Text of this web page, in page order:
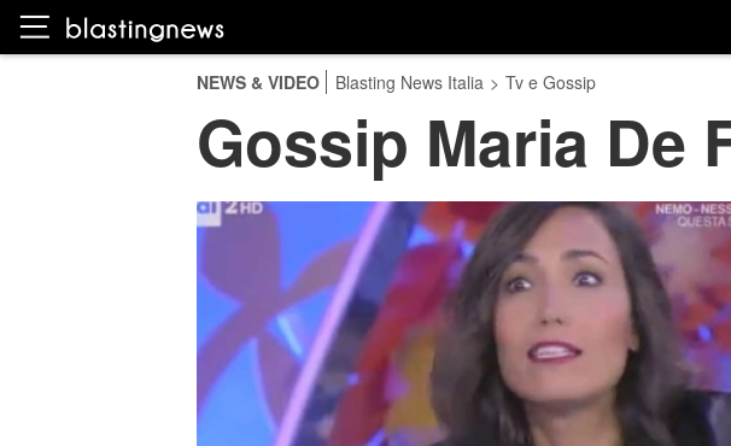
NEWS & VIDEO Blasting News Italia > Tv e Gossip
Gossip Maria De